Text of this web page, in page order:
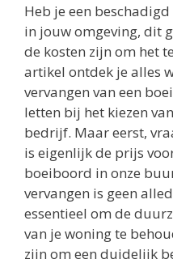
Heb je een
in jouw omgeving, dit
de kosten zijn om het
artikel ontdek je alles
vervangen van een
letten bij het kiezen
bedrijf. Maar eerst,
is eigenlijk de prijs
boeiboord in onze
vervangen is geen
essentieel om de
van je woning te
zijn om een duidelijk